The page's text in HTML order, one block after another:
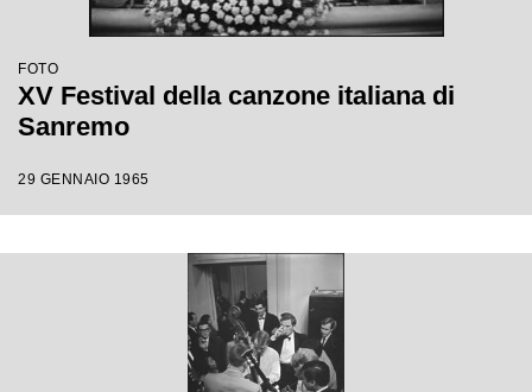
FOTO
XV Festival della canzone italiana di
Sanremo
29 GENNAIO 1965